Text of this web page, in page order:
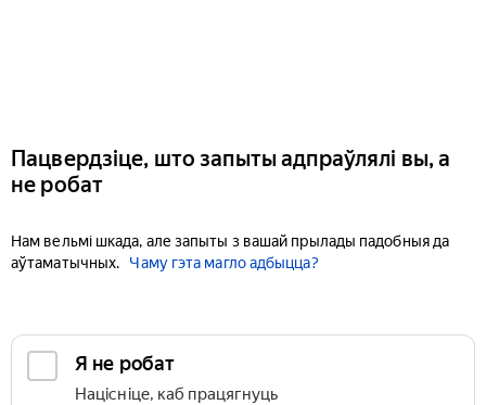
Пацвердзіце, што запыты адпраўлялі вы, а
не робат
Нам вельмі шкада, але запыты з вашай прылады падобныя да
аўтаматычных.
Чаму гэта магло адбыцца?
Я не робат
Націсніце, каб працягнуць